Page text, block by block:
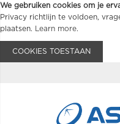
We gebruiken cookies om je
Privacy richtlijn te voldoen,
plaatsen.
Learn more.
COOKIES TOESTAAN